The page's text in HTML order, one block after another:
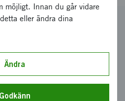
möjligt. Innan du går vidare
eller ändra dina
Ändra
Godkänn